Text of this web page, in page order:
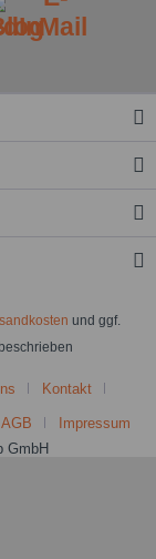
und ggf.
Kontakt
AGB
Impressum
GmbH